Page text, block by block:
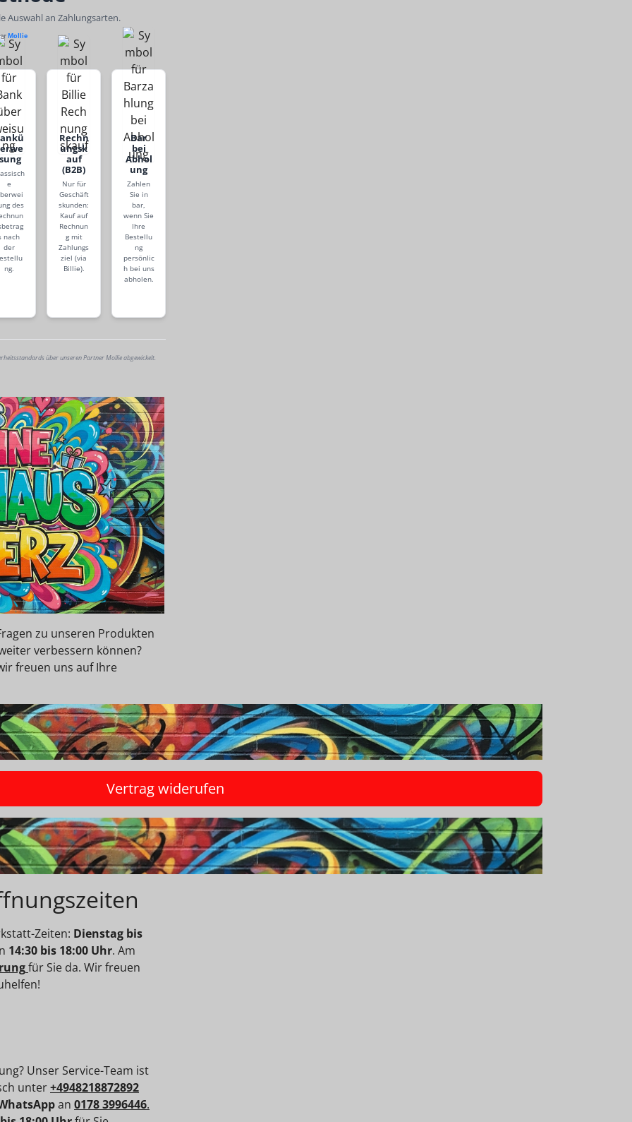
Auswahl an Zahlungsarten.
Mollie
e
des
nach
der
ng.
Rechn
ungsk
auf
(B2B)
Nur für
Geschäft
skunden:
Kauf auf
Rechnun
g mit
Zahlungs
ziel (via
Billie).
Bar
bei
Abhol
ung
Zahlen
Sie in
bar,
wenn Sie
Ihre
Bestellu
ng
persönlic
h bei uns
abholen.
über unseren Partner Mollie abgewickelt.
zu unseren Produkten
verbessern können?
freuen uns auf Ihre
Vertrag widerufen
Zeiten: Dienstag bis
14:30 bis 18:00 Uhr. Am
für Sie da. Wir freuen
Unser Service-Team ist
unter+4948218872892
an 0178 3996446.